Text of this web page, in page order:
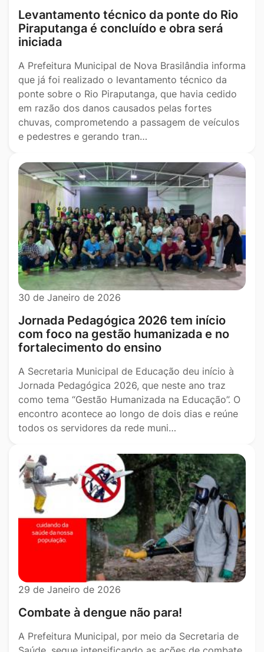
Levantamento técnico da ponte do Rio
Piraputanga é concluído e obra será
iniciada
A Prefeitura Municipal de Nova Brasilândia informa
que já foi realizado o levantamento técnico da
ponte sobre o Rio Piraputanga, que havia cedido
em razão dos danos causados pelas fortes
chuvas, comprometendo a passagem de veículos
e pedestres e gerando tran…
30 de Janeiro de 2026
Jornada Pedagógica 2026 tem início
com foco na gestão humanizada e no
fortalecimento do ensino
A Secretaria Municipal de Educação deu início à
Jornada Pedagógica 2026, que neste ano traz
como tema “Gestão Humanizada na Educação”. O
encontro acontece ao longo de dois dias e reúne
todos os servidores da rede muni…
29 de Janeiro de 2026
Combate à dengue não para!
A Prefeitura Municipal, por meio da Secretaria de